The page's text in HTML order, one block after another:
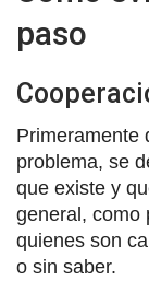
paso
Primeramente
problema, se
que existe y
general, como
quienes son
o sin saber.